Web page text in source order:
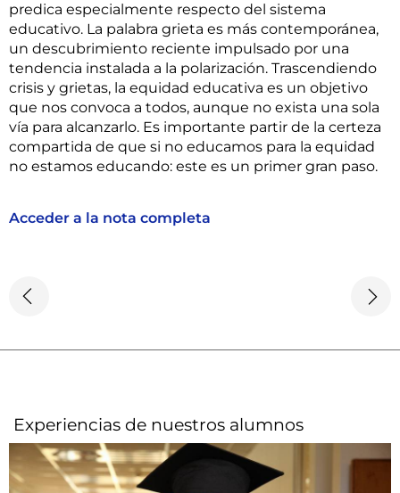
predica especialmente respecto del sistema
educativo. La palabra grieta es más contemporánea,
un descubrimiento reciente impulsado por una
tendencia instalada a la polarización. Trascendiendo
crisis y grietas, la equidad educativa es un objetivo
que nos convoca a todos, aunque no exista una sola
vía para alcanzarlo. Es importante partir de la certeza
compartida de que si no educamos para la equidad
no estamos educando: este es un primer gran paso.
Acceder a la nota completa
Experiencias de nuestros alumnos​